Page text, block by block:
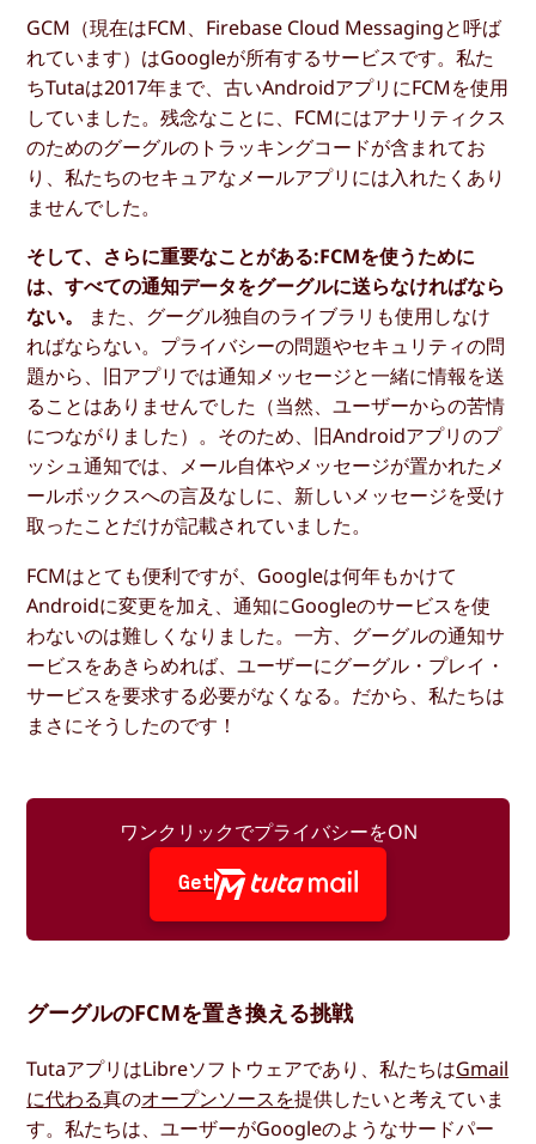
GCM（現在はFCM、Firebase Cloud Messagingと呼ば
れています）はGoogleが所有するサービスです。私た
ちTutaは2017年まで、古いAndroidアプリにFCMを使用
していました。残念なことに、FCMにはアナリティクス
のためのグーグルのトラッキングコードが含まれてお
り、私たちのセキュアなメールアプリには入れたくあり
ませんでした。
そして、さらに重要なことがある:FCMを使うために
は、すべての通知データをグーグルに送らなければなら
ない。
また、グーグル独自のライブラリも使用しなけ
ればならない。プライバシーの問題やセキュリティの問
題から、旧アプリでは通知メッセージと一緒に情報を送
ることはありませんでした（当然、ユーザーからの苦情
につながりました）。そのため、旧Androidアプリのプ
ッシュ通知では、メール自体やメッセージが置かれたメ
ールボックスへの言及なしに、新しいメッセージを受け
取ったことだけが記載されていました。
FCMはとても便利ですが、Googleは何年もかけて
Androidに変更を加え、通知にGoogleのサービスを使
わないのは難しくなりました。一方、グーグルの通知サ
ービスをあきらめれば、ユーザーにグーグル・プレイ・
サービスを要求する必要がなくなる。だから、私たちは
まさにそうしたのです！
ワンクリックでプライバシーをON
Get
グーグルのFCMを置き換える挑戦
TutaアプリはLibreソフトウェアであり、私たちはGmail
に代わる真のオープンソースを提供したいと考えていま
す。私たちは、ユーザーがGoogleのようなサードパー